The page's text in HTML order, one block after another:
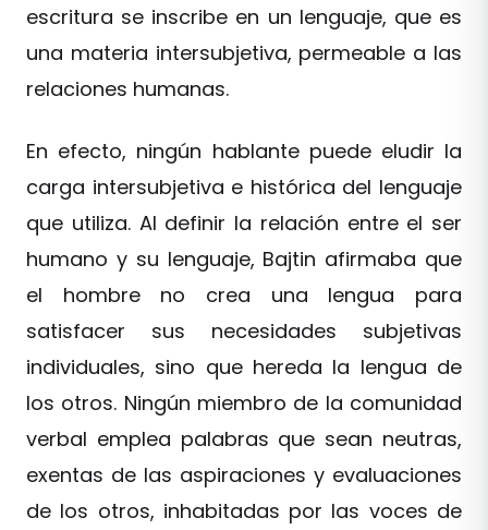
escritura se inscribe en un lenguaje, que es
una materia intersubjetiva, permeable a las
relaciones humanas.
En efecto, ningún hablante puede eludir la
carga intersubjetiva e histórica del lenguaje
que utiliza. Al definir la relación entre el ser
humano y su lenguaje, Bajtin afirmaba que
el hombre no crea una lengua para
satisfacer sus necesidades subjetivas
individuales, sino que hereda la lengua de
los otros. Ningún miembro de la comunidad
verbal emplea palabras que sean neutras,
exentas de las aspiraciones y evaluaciones
de los otros, inhabitadas por las voces de